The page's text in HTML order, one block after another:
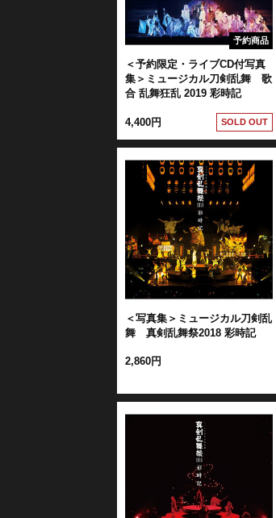
予約商品
＜予約限定・ライブCD付写真
集＞ミュージカル刀剣乱舞 歌
合 乱舞狂乱 2019 彩時記
4,400円 SOLD OUT
＜写真集＞ミュージカル刀剣乱
舞 真剣乱舞祭2018 彩時記
2,860円